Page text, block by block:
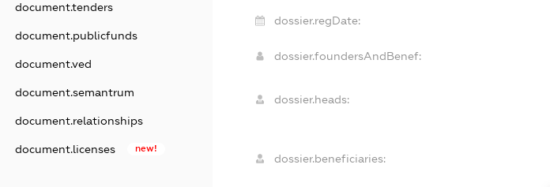
document.tenders
document.publicfunds
document.ved
document.semantrum
document.relationships
document.licenses new!
dossier.regDate:
dossier.foundersAndBenef:
dossier.heads:
dossier.beneficiaries: